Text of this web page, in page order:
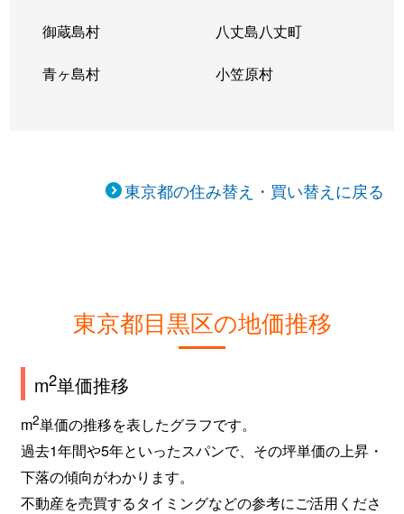
御蔵島村 八丈島八丈町
青ヶ島村 小笠原村
東京都の住み替え・買い替えに戻る
東京都目黒区の地価推移
m2単価推移
m2単価の推移を表したグラフです。
過去1年間や5年といったスパンで、その坪単価の上昇・
下落の傾向がわかります。
不動産を売買するタイミングなどの参考にご活用くださ